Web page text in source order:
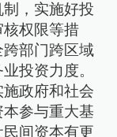
，实施好投
权限等措
部门跨区域
投资力度。
政府和社会
参与重大基
间资本有更